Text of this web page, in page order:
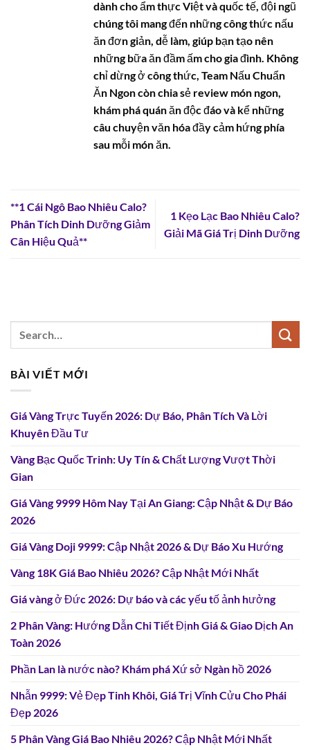
dành cho ẩm thực Việt và quốc tế, đội ngũ
chúng tôi mang đến những công thức nấu
ăn đơn giản, dễ làm, giúp bạn tạo nên
những bữa ăn đầm ấm cho gia đình. Không
chỉ dừng ở công thức, Team Nấu Chuẩn
Ăn Ngon còn chia sẻ review món ngon,
khám phá quán ăn độc đáo và kể những
câu chuyện văn hóa đầy cảm hứng phía
sau mỗi món ăn.
**1 Cái Ngô Bao Nhiêu Calo?
Phân Tích Dinh Dưỡng Giảm
Cân Hiệu Quả**
1 Kẹo Lạc Bao Nhiêu Calo?
Giải Mã Giá Trị Dinh Dưỡng
BÀI VIẾT MỚI
Giá Vàng Trực Tuyến 2026: Dự Báo, Phân Tích Và Lời
Khuyên Đầu Tư
Vàng Bạc Quốc Trinh: Uy Tín & Chất Lượng Vượt Thời
Gian
Giá Vàng 9999 Hôm Nay Tại An Giang: Cập Nhật & Dự Báo
2026
Giá Vàng Doji 9999: Cập Nhật 2026 & Dự Báo Xu Hướng
Vàng 18K Giá Bao Nhiêu 2026? Cập Nhật Mới Nhất
Giá vàng ở Đức 2026: Dự báo và các yếu tố ảnh hưởng
2 Phân Vàng: Hướng Dẫn Chi Tiết Định Giá & Giao Dịch An
Toàn 2026
Phần Lan là nước nào? Khám phá Xứ sở Ngàn hồ 2026
Nhẫn 9999: Vẻ Đẹp Tinh Khôi, Giá Trị Vĩnh Cửu Cho Phái
Đẹp 2026
5 Phân Vàng Giá Bao Nhiêu 2026? Cập Nhật Mới Nhất